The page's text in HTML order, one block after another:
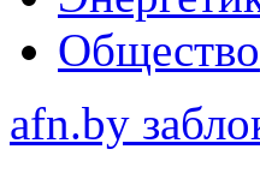
Общество
afn.by